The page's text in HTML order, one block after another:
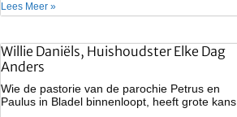
Lees Meer »
Willie Daniëls, Huishoudster Elke Dag
Anders
Wie de pastorie van de parochie Petrus en
Paulus in Bladel binnenloopt, heeft grote kans